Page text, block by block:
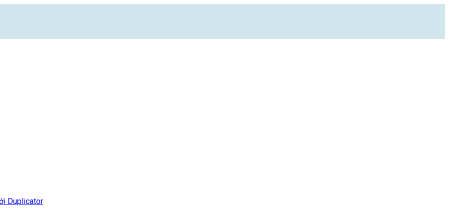
Duplicator